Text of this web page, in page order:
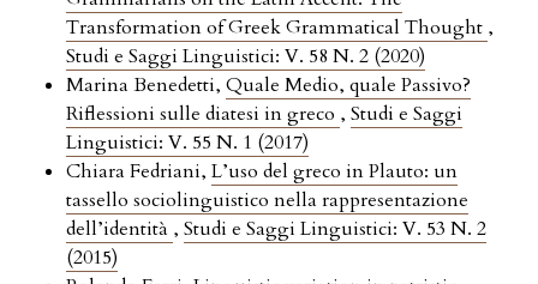
Transformation of Greek Grammatical Thought ,
Studi e Saggi Linguistici: V. 58 N. 2 (2020)
Marina Benedetti, Quale Medio, quale Passivo?
Riflessioni sulle diatesi in greco , Studi e Saggi
Linguistici: V. 55 N. 1 (2017)
Chiara Fedriani, L’uso del greco in Plauto: un
tassello sociolinguistico nella rappresentazione
dell’identità , Studi e Saggi Linguistici: V. 53 N. 2
(2015)